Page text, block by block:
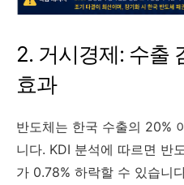
2. 거시경제: 수출
효과
반도체는 한국 수출의 20%
니다. KDI 분석에 따르면 반
가 0.78% 하락할 수 있습니